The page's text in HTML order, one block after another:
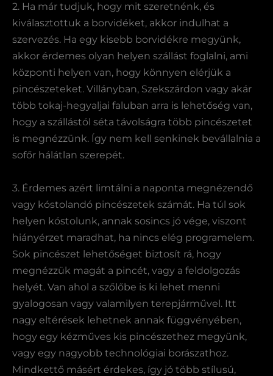
2. Ha már tudjuk, hogy mit szeretnénk, és
kiválasztottuk a borvidéket, akkor indulhat a
szervezés. Ha egy kisebb borvidékre megyünk,
akkor érdemes olyan helyen szállást foglalni, ami
központi helyen van, hogy könnyen elérjük a
pincészeteket. Villányban, Szekszárdon vagy akár
több tokaj-hegyaljai faluban arra is lehetőség van,
hogy a szállástól séta távolságra több pincészetet
is megnézzünk. Így nem kell senkinek bevállalnia a
sofőr hálátlan szerepét.
3. Érdemes azért limtálni a naponta megnézendő
vagy kóstolandó pincészetek számát. Ha túl sok
helyen kóstolunk, annak sosincs jó vége, viszont
hiányérzet maradhat, ha nincs elég programelem.
Sok pincészet lehetőséget biztosít rá, hogy
megnézzük magát a pincét, vagy a feldolgozás
helyét. Van ahol a szőlőbe is ki lehet menni
gyalogosan vagy valamilyen terepjárművel. Itt
nagy eltérések lehetnek annak függvényében,
hogy egy kézműves kis pincészethez megyünk,
vagy egy nagyobb technológiai borászathoz.
Mindkettő másért érdekes, így jó több stílusú,